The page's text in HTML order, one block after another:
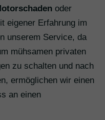
oder
eigener Erfahrung im
unserem Service, da
mühsamen privaten
zu schalten und nach
ermöglichen wir einen
an einen